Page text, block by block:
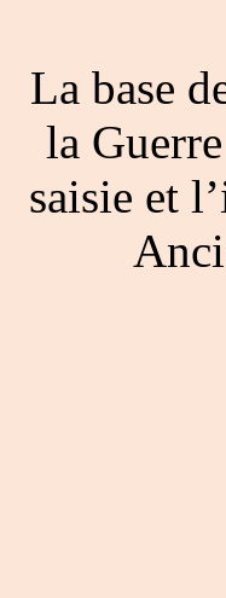
La base
la
saisie et